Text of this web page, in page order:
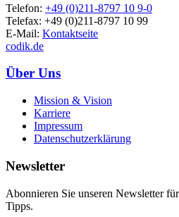
Telefon: +49 (0)211-8797 10 9-0
Telefax: +49 (0)211-8797 10 99
E-Mail: Kontaktseite
codik.de
Über Uns
Mission & Vision
Karriere
Impressum
Datenschutzerklärung
Newsletter
Abonnieren Sie unseren Newsletter
Tipps.